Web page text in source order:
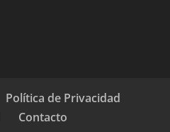
Política de Privacidad
Contacto